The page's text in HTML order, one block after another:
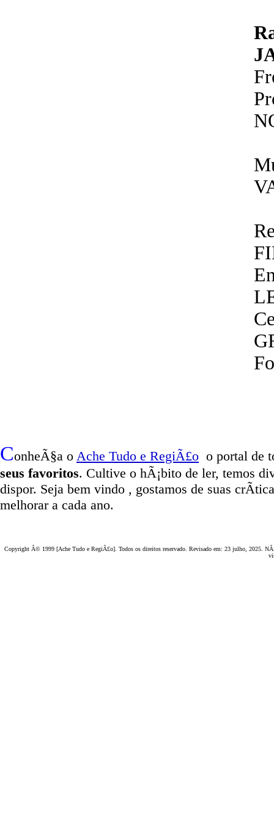
ConheÃ§a o Ache Tudo e RegiÃ£o o portal de
seus favoritos. Cultive o hÃ¡bito de ler, temos
dispor. Seja bem vindo , gostamos de suas
melhorar a cada ano.
Copyright Â© 1999 [Ache Tudo e RegiÃ£o]. Todos os direitos reservado. Revisado em: 23 julho, 2025 .